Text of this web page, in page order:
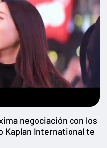
negociación con los
Kaplan International te